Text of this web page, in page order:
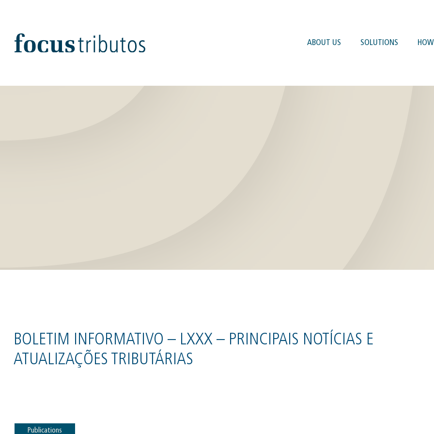
ABOUT US SOLUTIONS
BOLETIM INFORMATIVO – LXXX – PRINCIPAIS NOTÍCIAS E
ATUALIZAÇÕES TRIBUTÁRIAS
Publications